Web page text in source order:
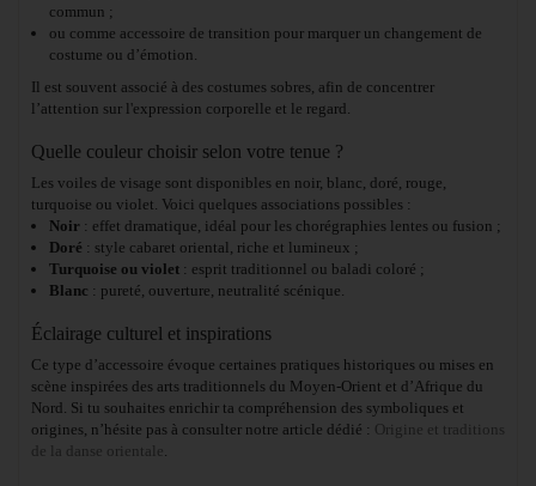
commun ;
ou comme accessoire de transition pour marquer un changement de
costume ou d’émotion.
Il est souvent associé à des costumes sobres, afin de concentrer
l’attention sur l'expression corporelle et le regard.
Quelle couleur choisir selon votre tenue ?
Les voiles de visage sont disponibles en noir, blanc, doré, rouge,
turquoise ou violet. Voici quelques associations possibles :
Noir : effet dramatique, idéal pour les chorégraphies lentes ou fusion ;
Doré : style cabaret oriental, riche et lumineux ;
Turquoise ou violet : esprit traditionnel ou baladi coloré ;
Blanc : pureté, ouverture, neutralité scénique.
Éclairage culturel et inspirations
Ce type d’accessoire évoque certaines pratiques historiques ou mises en
scène inspirées des arts traditionnels du Moyen-Orient et d’Afrique du
Nord. Si tu souhaites enrichir ta compréhension des symboliques et
origines, n’hésite pas à consulter notre article dédié : Origine et traditions
de la danse orientale